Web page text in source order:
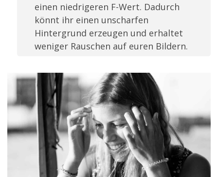
einen niedrigeren F-Wert. Dadurch
könnt ihr einen unscharfen
Hintergrund erzeugen und erhaltet
weniger Rauschen auf euren Bildern.